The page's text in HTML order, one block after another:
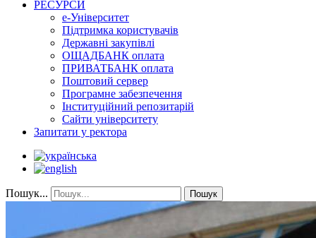
РЕСУРСИ
е-Університет
Підтримка користувачів
Державні закупівлі
ОЩАДБАНК оплата
ПРИВАТБАНК оплата
Поштовий сервер
Програмне забезпечення
Інституційний репозитарій
Сайти університету
Запитати у ректора
Пошук... Пошук